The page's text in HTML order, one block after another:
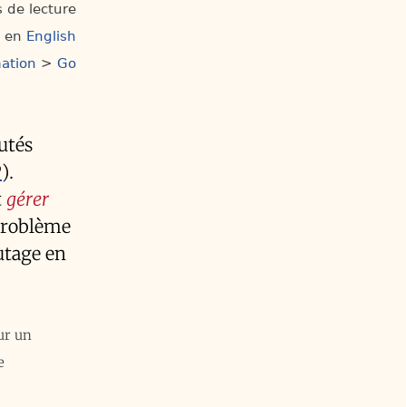
de lecture
en English
> Go
).
gérer
en
un